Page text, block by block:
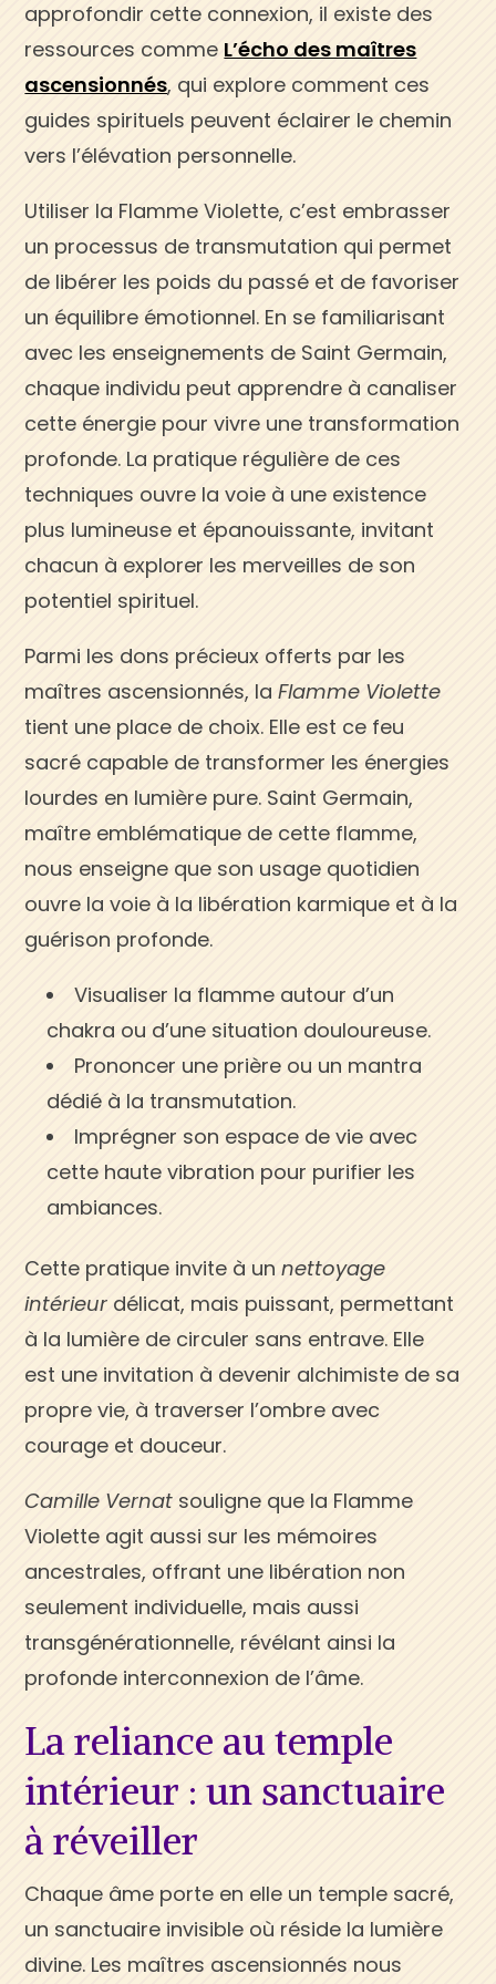
approfondir cette connexion, il existe des
ressources comme L’écho des maîtres
ascensionnés, qui explore comment ces
guides spirituels peuvent éclairer le chemin
vers l’élévation personnelle.
Utiliser la Flamme Violette, c’est embrasser
un processus de transmutation qui permet
de libérer les poids du passé et de favoriser
un équilibre émotionnel. En se familiarisant
avec les enseignements de Saint Germain,
chaque individu peut apprendre à canaliser
cette énergie pour vivre une transformation
profonde. La pratique régulière de ces
techniques ouvre la voie à une existence
plus lumineuse et épanouissante, invitant
chacun à explorer les merveilles de son
potentiel spirituel.
Parmi les dons précieux offerts par les
maîtres ascensionnés, laFlamme Violette
tient une place de choix. Elle est ce feu
sacré capable de transformer les énergies
lourdes en lumière pure. Saint Germain,
maître emblématique de cette flamme,
nous enseigne que son usage quotidien
ouvre la voie à la libération karmique et à la
guérison profonde.
Visualiser la flamme autour d’un
chakra ou d’une situation douloureuse.
Prononcer une prière ou un mantra
dédié à la transmutation.
Imprégner son espace de vie avec
cette haute vibration pour purifier les
ambiances.
Cette pratique invite à unnettoyage
intérieur délicat, mais puissant, permettant
à la lumière de circuler sans entrave. Elle
est une invitation à devenir alchimiste de sa
propre vie, à traverser l’ombre avec
courage et douceur.
Camille Vernat souligne que la Flamme
Violette agit aussi sur les mémoires
ancestrales, offrant une libération non
seulement individuelle, mais aussi
transgénérationnelle, révélant ainsi la
profonde interconnexion de l’âme.
La reliance au temple
intérieur : un sanctuaire
à réveiller
Chaque âme porte en elle un temple sacré,
un sanctuaire invisible où réside la lumière
divine. Les maîtres ascensionnés nous